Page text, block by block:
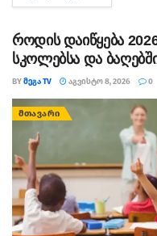
როდის დაიწყება
სკოლებსა და
BYᲛᲔᲒᲐ TV ᲐᲒᲕᲘᲡᲢᲝ 8, 2026 0
ᲛᲗᲐᲕᲐᲠᲘ